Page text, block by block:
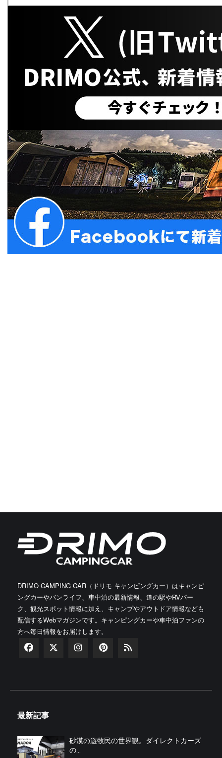
DRIMO CAMPING CAR（ドリモ キャンピングカー）はキャンピ
ングカーやバンライフ、車中泊の最新情報、道の駅やRVパー
ク、観光スポット情報に加え、キャンプやアウトドア情報なども
配信するWebマガジンです。キャンピングカーや車中泊ファンの
方へ毎日情報をお届けします。
最新記事
砂漠の遊牧民の世界観。ダイレクトカーズ
の...